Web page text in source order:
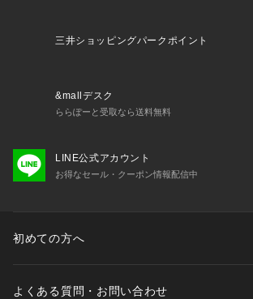
● 天然皮革・素材を使用している商品によ
三井ショッピングパークポイント
&mallデスク
ららぽーと受取なら送料無料
LINE公式アカウント
お得なセール・クーポン情報配信中
初めての方へ
よくある質問・お問い合わせ